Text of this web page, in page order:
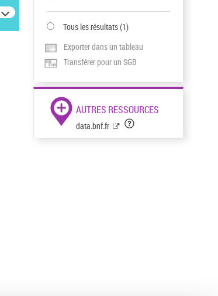
Tous les résultats(1)
Exporter dans un tableau
Transférer pour un SGB
AUTRES RESSOURCES
data.bnf.fr